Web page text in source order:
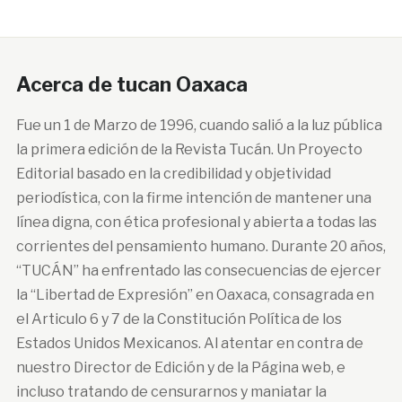
Acerca de tucan Oaxaca
Fue un 1 de Marzo de 1996, cuando salió a la luz pública
la primera edición de la Revista Tucán. Un Proyecto
Editorial basado en la credibilidad y objetividad
periodística, con la firme intención de mantener una
línea digna, con ética profesional y abierta a todas las
corrientes del pensamiento humano. Durante 20 años,
“TUCÁN” ha enfrentado las consecuencias de ejercer
la “Libertad de Expresión” en Oaxaca, consagrada en
el Articulo 6 y 7 de la Constitución Política de los
Estados Unidos Mexicanos. Al atentar en contra de
nuestro Director de Edición y de la Página web, e
incluso tratando de censurarnos y maniatar la